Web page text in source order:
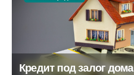
Кредит под залог дома